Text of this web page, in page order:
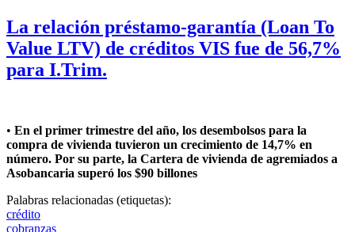
La relación préstamo-garantía (Loan To
Value LTV) de créditos VIS fue de 56,7%
para I.Trim.
• En el primer trimestre del año, los desembolsos para la
compra de vivienda tuvieron un crecimiento de 14,7% en
número. Por su parte, la Cartera de vivienda de agremiados a
Asobancaria superó los $90 billones
Palabras relacionadas (etiquetas):
crédito
cobranzas